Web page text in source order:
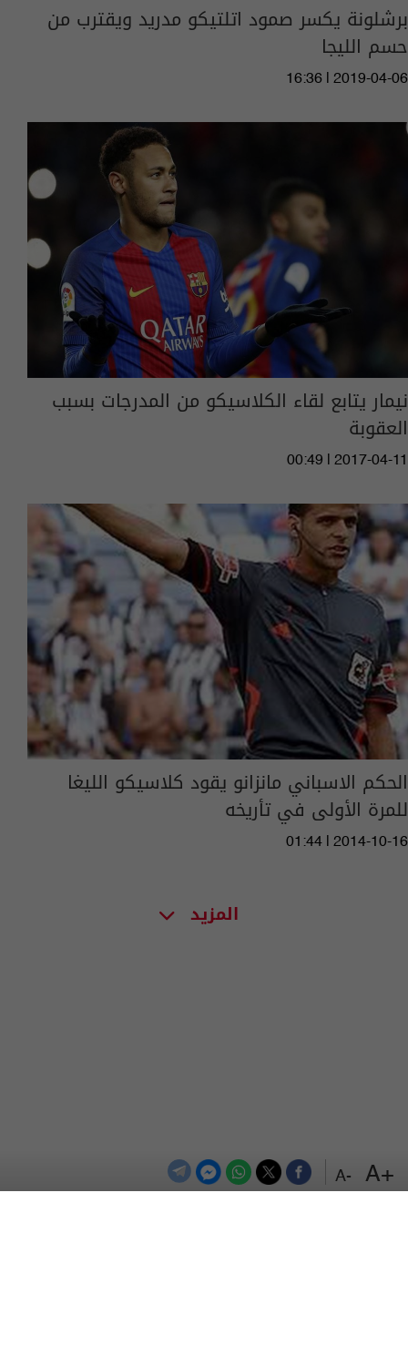
+A
-A
برشلونة يكسر صمود اتلتيكو مدريد ويقترب من
حسم الليجا
16:36 | 2019-04-06
نيمار يتابع لقاء الكلاسيكو من المدرجات بسبب
العقوبة
00:49 | 2017-04-11
الحكم الاسباني مانزانو يقود كلاسيكو الليغا
للمرة الأولى في تأريخه
01:44 | 2014-10-16
المزيد